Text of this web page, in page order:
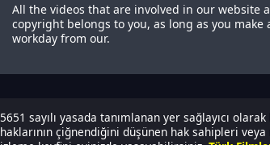
All the videos that are involved in our website
copyright belongs to you, as long as you
workday from our.
5651 sayılı yasada tanımlanan yer sağlayıcı
haklarının çiğnendiğini düşünen hak sahipleri